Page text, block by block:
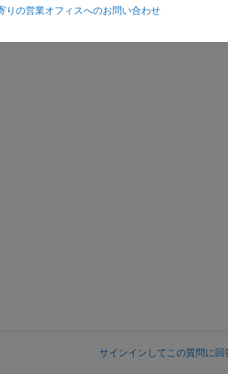
サインインしてこの質問に回
りの営業オフィスへのお問い合わせ